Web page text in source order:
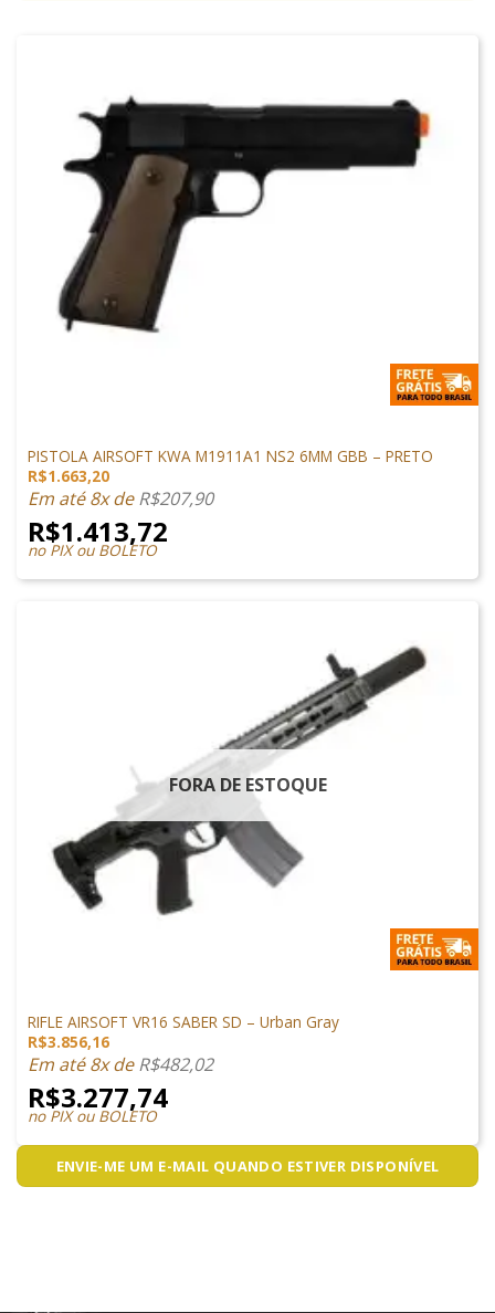
PISTOLA AIRSOFT KWA M1911A1 NS2 6MM GBB – PRETO
R$1.663,20
Em até 8x deR$207,90
R$1.413,72
no PIX ou BOLETO
FORA DE ESTOQUE
RIFLE AIRSOFT VR16 SABER SD – Urban Gray
R$3.856,16
Em até 8x deR$482,02
R$3.277,74
no PIX ou BOLETO
ENVIE-ME UM E-MAIL QUANDO ESTIVER DISPONÍVEL